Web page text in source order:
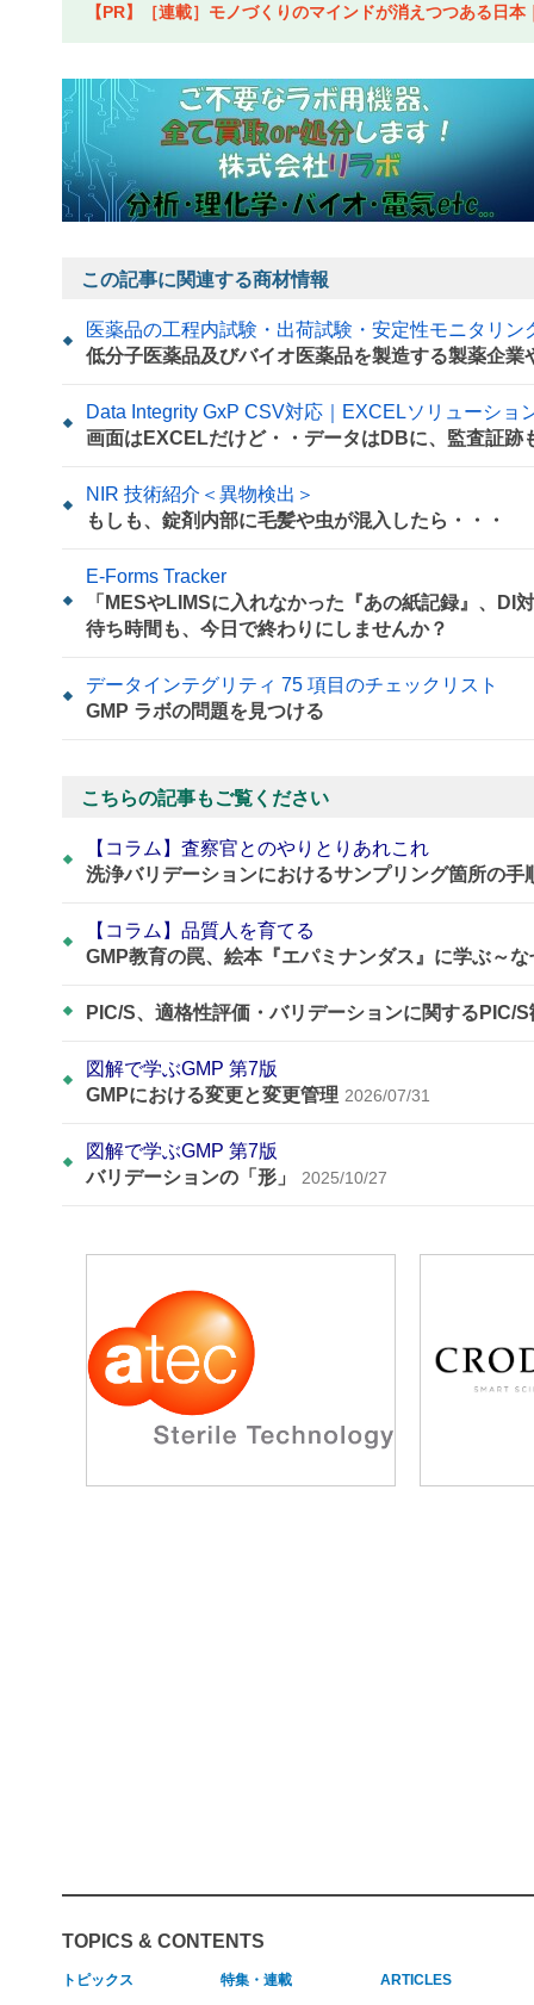
【PR】［連載］モノづくりのマインドが消えつつある日
この記事に関連する商材情報
医薬品の工程内試験・出荷試験・安定性モニタリン
低分子医薬品及びバイオ医薬品を製造する製薬企
Data Integrity GxP CSV対応｜EXCELソリューショ
画面はEXCELだけど・・データはDBに、監査証跡
NIR 技術紹介＜異物検出＞
もしも、錠剤内部に毛髪や虫が混入したら・・・
E-Forms Tracker
「MESやLIMSに入れなかった『あの紙記録』、
待ち時間も、今日で終わりにしませんか？
データインテグリティ 75 項目のチェックリスト
GMP ラボの問題を見つける
こちらの記事もご覧ください
【コラム】査察官とのやりとりあれこれ
洗浄バリデーションにおけるサンプリング箇所の手
【コラム】品質人を育てる
GMP教育の罠、絵本『エパミナンダス』に学ぶ～
PIC/S、適格性評価・バリデーションに関するPIC/
図解で学ぶGMP 第7版
GMPにおける変更と変更管理 2026/07/31
図解で学ぶGMP 第7版
バリデーションの「形」
2025/10/27
TOPICS & CONTENTS
トピックス 特集・連載 ARTICLES